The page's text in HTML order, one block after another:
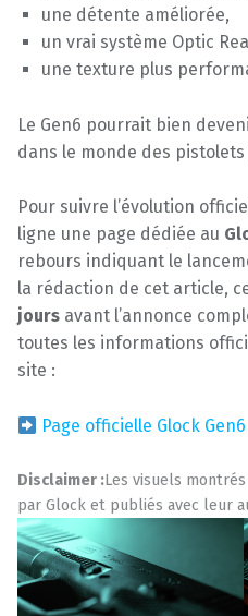
une détente améliorée,
un vrai système Optic
une texture plus
Le Gen6 pourrait bien
dans le monde des
Pour suivre l’évolution
ligne une page dédiée au
rebours indiquant le
la rédaction de cet article,
jours avant l’annonce
toutes les informations
site :
Page officielle Glock Gen6
Disclaimer :Les visuels
par Glock et publiés avec leur